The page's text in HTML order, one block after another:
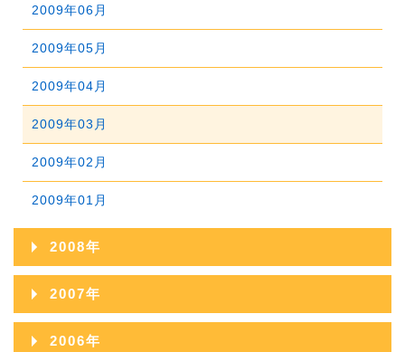
2013年01月
2012年02月
2012年01月
2011年03月
2011年02月
2011年01月
2009年06月
2009年05月
2009年04月
2009年03月
2009年02月
2009年01月
2008年
2008年12月
2008年11月
2007年
2007年12月
2006年